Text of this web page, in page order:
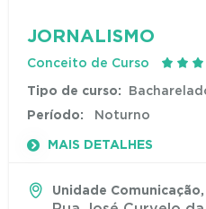
JORNALISMO
Conceito de Curso
Tipo de curso:
Período: Noturno
MAIS DETALHES
Unidade